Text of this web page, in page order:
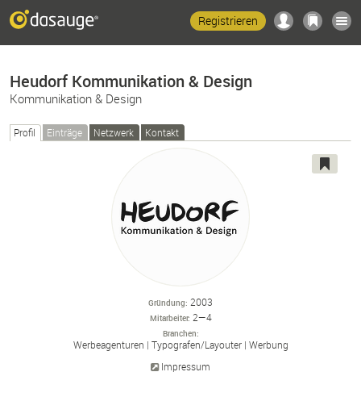
Registrieren
Heudorf Kommunikation & Design
Kommunikation & Design
Profil Einträge Netzwerk Kontakt
Gründung 2003
Mitarbeiter 2—4
Branchen
Werbeagenturen Typografen/Layouter Werbung
Impressum